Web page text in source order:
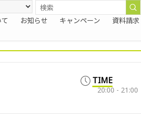
お知らせ キャンペーン 資料請求
TIME
20:00 - 21:00